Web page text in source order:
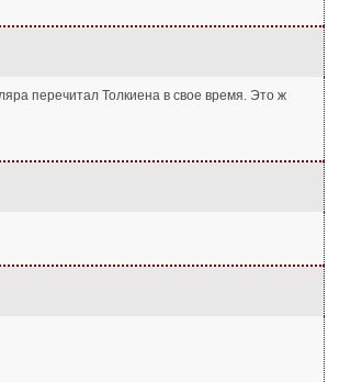
перечитал Толкиена в свое время. Это ж